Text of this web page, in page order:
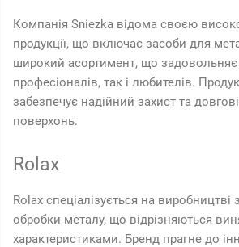
Компанія Sniezka відома своєю
продукції, що включає засоби для
широкий асортимент, що задовольняє
професіоналів, так і любителів.
забезпечує надійний захист та
поверхонь.
Rolax
Rolax спеціалізується на виробництві
обробки металу, що відрізняються
характеристиками. Бренд прагне до